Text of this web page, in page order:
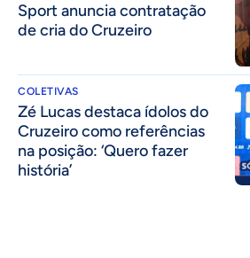
Sport anuncia contratação
de cria do Cruzeiro
COLETIVAS
Zé Lucas destaca ídolos do
Cruzeiro como referências
na posição: ‘Quero fazer
história’